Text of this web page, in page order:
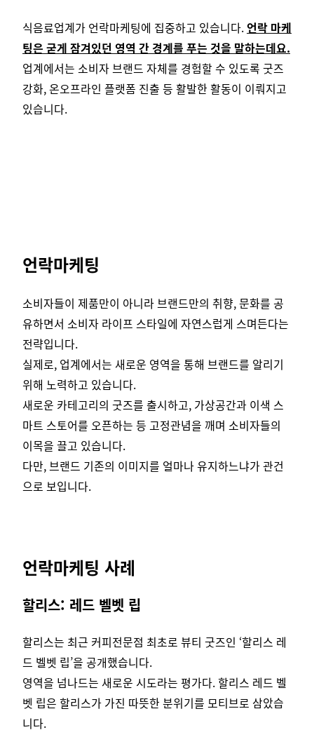
식음료업계가 언락마케팅에 집중하고 있습니다. 언락 마케
팅은 굳게 잠겨있던 영역 간 경계를 푸는 것을 말하는데요.
업계에서는 소비자 브랜드 자체를 경험할 수 있도록 굿즈
강화, 온오프라인 플랫폼 진출 등 활발한 활동이 이뤄지고
있습니다.
언락마케팅
소비자들이 제품만이 아니라 브랜드만의 취향, 문화를 공
유하면서 소비자 라이프 스타일에 자연스럽게 스며든다는
전략입니다.
실제로, 업계에서는 새로운 영역을 통해 브랜드를 알리기
위해 노력하고 있습니다.
새로운 카테고리의 굿즈를 출시하고, 가상공간과 이색 스
마트 스토어를 오픈하는 등 고정관념을 깨며 소비자들의
이목을 끌고 있습니다.
다만, 브랜드 기존의 이미지를 얼마나 유지하느냐가 관건
으로 보입니다.
언락마케팅 사례
할리스: 레드 벨벳 립
할리스는 최근 커피전문점 최초로 뷰티 굿즈인 ‘할리스 레
드 벨벳 립’을 공개했습니다.
영역을 넘나드는 새로운 시도라는 평가다. 할리스 레드 벨
벳 립은 할리스가 가진 따뜻한 분위기를 모티브로 삼았습
니다.